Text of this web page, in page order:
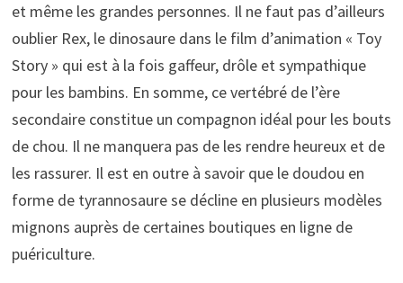
et même les grandes personnes. Il ne faut pas d’ailleurs
oublier Rex, le dinosaure dans le film d’animation « Toy
Story » qui est à la fois gaffeur, drôle et sympathique
pour les bambins. En somme, ce vertébré de l’ère
secondaire constitue un compagnon idéal pour les bouts
de chou. Il ne manquera pas de les rendre heureux et de
les rassurer. Il est en outre à savoir que le doudou en
forme de tyrannosaure se décline en plusieurs modèles
mignons auprès de certaines boutiques en ligne de
puériculture.